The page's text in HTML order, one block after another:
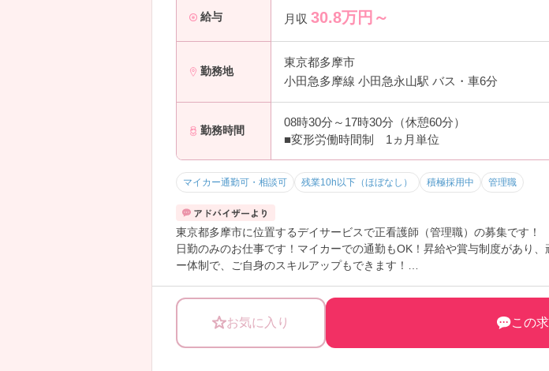
給与 月収 30.8万円～
勤務地
東京都多摩市
小田急多摩線 小田急永山駅 バス・車6分
勤務時間
08時30分～17時30分（休憩60分）
■変形労働時間制 1ヵ月単位
マイカー通勤可・相談可 残業10h以下（ほぼなし） 積極採用中 管理職
東京都多摩市に位置するデイサービスで正看護師（管理職）の募集です！
日勤のみのお仕事です！マイカーでの通勤もOK！昇給や賞与制度があり
ー体制で、ご自身のスキルアップもできます！
お気に入り この